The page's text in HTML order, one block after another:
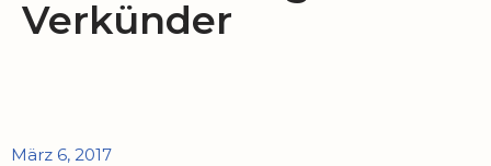
Verkünder
März 6, 2017